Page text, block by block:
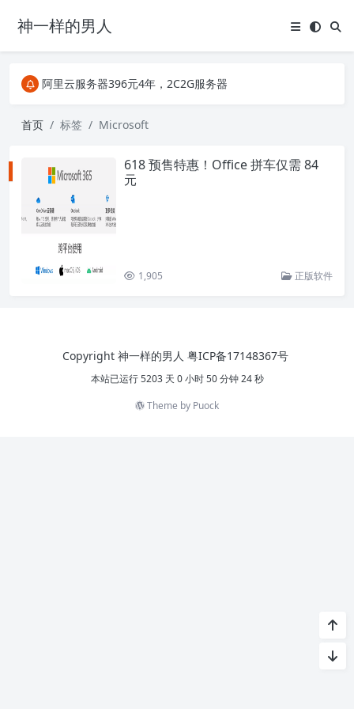
神一样的男人
阿里云服务器396元4年，2C2G服务器
关注Telegram频道有新消息第一时间推送
阿里云服务器396元4年，2C2G服务器
首页 标签 Microsoft
618 预售特惠！Office 拼车仅需 84
元
1,905 正版软件
Copyright 神一样的男人 粤ICP备17148367号
本站已运行 5203 天 0 小时 50 分钟 24 秒
Theme by Puock